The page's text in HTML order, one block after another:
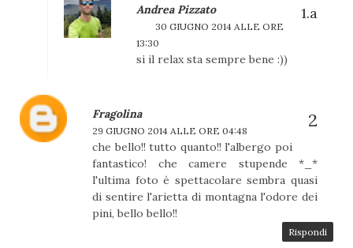
Andrea Pizzato
30 GIUGNO 2014 ALLE ORE
13:30
si il relax sta sempre bene :))
Fragolina
29 GIUGNO 2014 ALLE ORE 04:48
che bello!! tutto quanto!! l'albergo poi
fantastico! che camere stupende *_*
l'ultima foto è spettacolare sembra quasi
di sentire l'arietta di montagna l'odore dei
pini, bello bello!!
Rispondi